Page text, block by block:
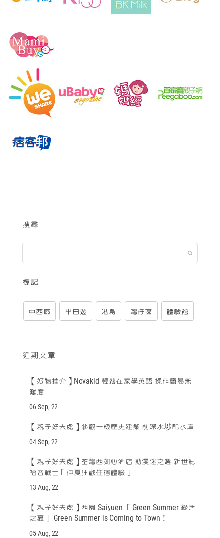
搜尋
標記
中西區 半日遊 港島 灣仔區 體驗館
近期文章
【好物推介】Novakid 輕鬆在家學英語 操作簡易無
難度
06 Sep, 22
【親子好去處】參觀一級歷史建築 前深水埗配水庫
04 Sep, 22
【親子好去處】荃灣西如心酒店 動漫迷之選 新世紀
福音戰士「仲夏狂歡住宿體驗」
13 Aug, 22
【親子好去處】西園 Saiyuen 「Green Summer 綠活
之夏」 Green Summer is Coming to Town！
05 Aug, 22